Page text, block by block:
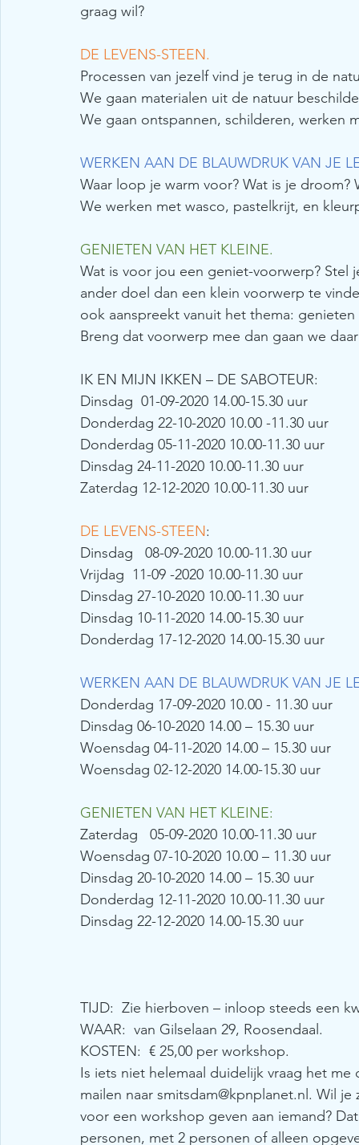
graag wil?
DE LEVENS-STEEN.
Processen van jezelf vind je terug in de
We gaan materialen uit de natuur
We gaan ontspannen, schilderen, werken
WERKEN AAN DE BLAUWDRUK VAN JE
Waar loop je warm voor? Wat is je
We werken met wasco, pastelkrijt, en
GENIETEN VAN HET KLEINE.
Wat is voor jou een geniet-voorwerp?
ander doel dan een klein voorwerp te
ook aanspreekt vanuit het thema:
Breng dat voorwerp mee dan gaan we
IK EN MIJN IKKEN – DE SABOTEUR:
Dinsdag  01-09-2020 14.00-15.30 uur
Donderdag 22-10-2020 10.00 -11.30 uur
Donderdag 05-11-2020 10.00-11.30 uur
Dinsdag 24-11-2020 10.00-11.30 uur
Zaterdag 12-12-2020 10.00-11.30 uur
DE LEVENS-STEEN:
Dinsdag   08-09-2020 10.00-11.30 uur
Vrijdag  11-09 -2020 10.00-11.30 uur
Dinsdag 27-10-2020 10.00-11.30 uur
Dinsdag 10-11-2020 14.00-15.30 uur
Donderdag 17-12-2020 14.00-15.30 uur
WERKEN AAN DE BLAUWDRUK VAN JE
Donderdag 17-09-2020 10.00 - 11.30 uur
Dinsdag 06-10-2020 14.00 – 15.30 uur
Woensdag 04-11-2020 14.00 – 15.30 uur
Woensdag 02-12-2020 14.00-15.30 uur
GENIETEN VAN HET KLEINE:
Zaterdag   05-09-2020 10.00-11.30 uur
Woensdag 07-10-2020 10.00 – 11.30 uur
Dinsdag 20-10-2020 14.00 – 15.30 uur
Donderdag 12-11-2020 10.00-11.30 uur
Dinsdag 22-12-2020 14.00-15.30 uur
TIJD:  Zie hierboven – inloop steeds een
WAAR:  van Gilselaan 29, Roosendaal.
KOSTEN:  € 25,00 per workshop.
Is iets niet helemaal duidelijk vraag het
mailen naar smitsdam@kpnplanet.nl. Wil
voor een workshop geven aan iemand?
personen, met 2 personen of alleen